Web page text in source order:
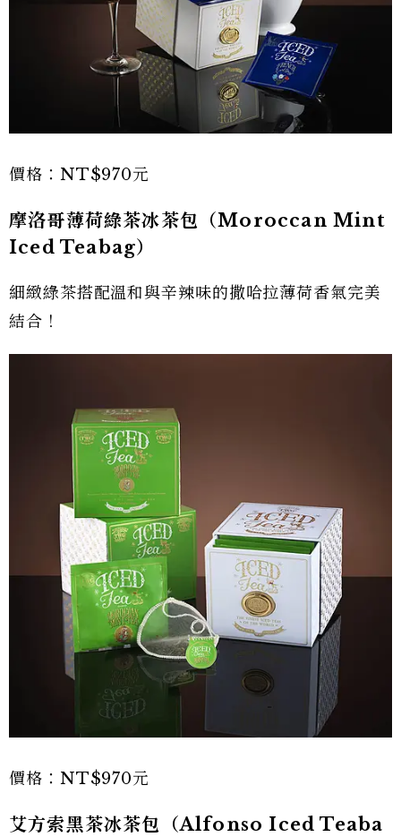
價格：NT$970元
摩洛哥薄荷綠茶冰茶包（Moroccan Mint
Iced Teabag）
細緻綠茶搭配溫和與辛辣味的撒哈拉薄荷香氣完美
結合！
價格：NT$970元
艾方索黑茶冰茶包（Alfonso Iced Teaba